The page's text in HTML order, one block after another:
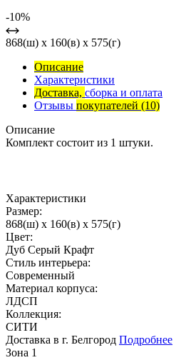
-10%
868(ш) x 160(в) x 575(г)
Описание
Характеристики
Доставка, сборка и оплата
Отзывы покупателей (10)
Описание
Комплект состоит из 1 штуки.
Характеристики
Размер:
868(ш) x 160(в) x 575(г)
Цвет:
Дуб Серый Крафт
Стиль интерьера:
Современный
Материал корпуса:
ЛДСП
Коллекция:
СИТИ
Доставка в г. Белгород Подробнее
Зона 1